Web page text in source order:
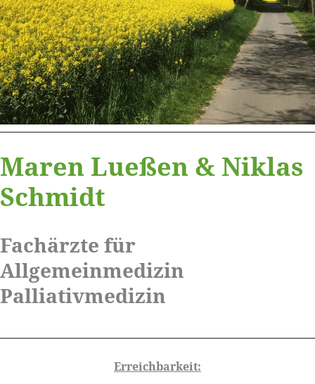
Maren Lueßen & Niklas
Schmidt
Fachärzte für
Allgemeinmedizin
Palliativmedizin
Erreichbarkeit: